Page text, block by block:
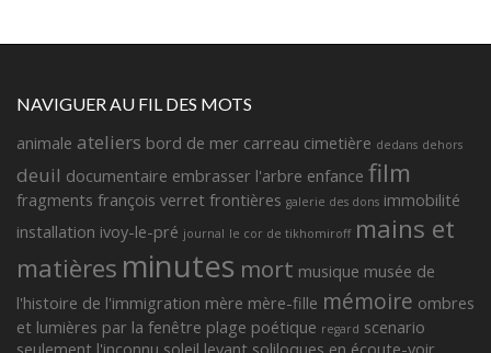
NAVIGUER AU FIL DES MOTS
animale ateliers bord de mer carreau cimetière dedans dehors
deuil documentaire embrasser l'arbre enfance film
fragments françois verret frontières galerie des dons immobilité
installation ivoy-le-pré journal le cor de tikhomiroff mains et
matières minutes mort musique musée de
l'histoire de l'immigration mère mère-fille mémoire ombres
et lumières par la fenêtre plage poétique regard scenario
seulement l'inconnu soleil levant soliloques en écoute-voir